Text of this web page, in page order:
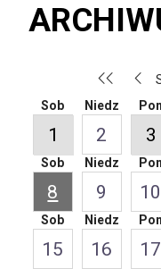
Sob
1
Niedz
2
Pon
3
Sob
8
Niedz
9
Pon
10
Sob
15
Niedz
16
Pon
17